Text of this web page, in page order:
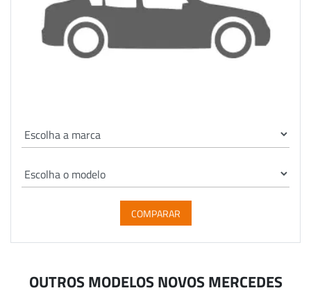
COMPARAR
OUTROS MODELOS NOVOS MERCEDES